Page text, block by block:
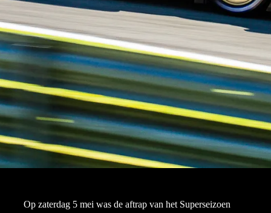
Op zaterdag 5 mei was de aftrap van het Superseizoen